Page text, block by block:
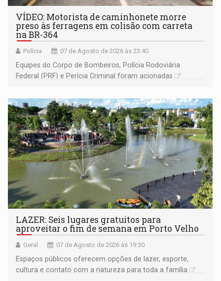
VÍDEO: Motorista de caminhonete morre
preso às ferragens em colisão com carreta
na BR-364
Polícia 07 de Agosto de 2026 às 23:40
Equipes do Corpo de Bombeiros, Polícia Rodoviária
Federal (PRF) e Perícia Criminal foram acionadas
LAZER: Seis lugares gratuitos para
aproveitar o fim de semana em Porto Velho
Geral 07 de Agosto de 2026 às 19:30
Espaços públicos oferecem opções de lazer, esporte,
cultura e contato com a natureza para toda a família